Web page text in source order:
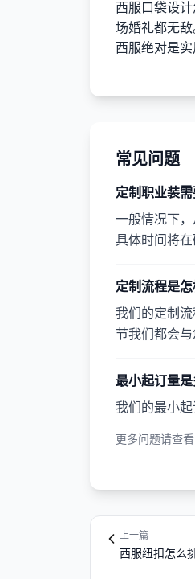
西服口袋设
场婚礼都无
西服绝对是实
常见问题
定制职业装需
一般情况下
具体时间将在
定制流程是怎
我们的定制
节我们都会与
最小起订量是
我们的最小起
更多问题请查看
上一篇
西服纽扣怎么